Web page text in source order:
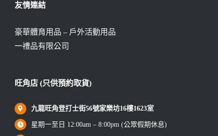
友情連結
豪華體育用品 – 戶外活動用品
一禮品有限公司
旺角店 (只供預約取貨)
九龍旺角登打士街56號家樂坊16樓1623室
星期一至日 12:00am – 8:00pm (公眾假期休息)